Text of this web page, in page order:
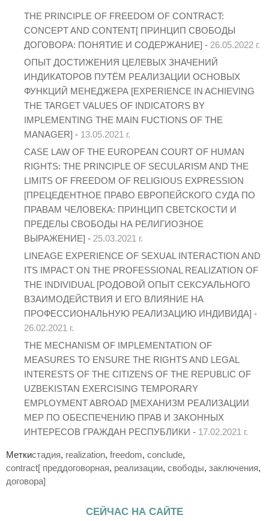
THE PRINCIPLE OF FREEDOM OF CONTRACT:
CONCEPT AND CONTENT[ ПРИНЦИП СВОБОДЫ
ДОГОВОРА: ПОНЯТИЕ И СОДЕРЖАНИЕ] - 26.05.2022 г.
ОПЫТ ДОСТИЖЕНИЯ ЦЕЛЕВЫХ ЗНАЧЕНИЙ
ИНДИКАТОРОВ ПУТЁМ РЕАЛИЗАЦИИ ОСНОВЫХ
ФУНКЦИЙ МЕНЕДЖЕРА [EXPERIENCE IN ACHIEVING
THE TARGET VALUES OF INDICATORS BY
IMPLEMENTING THE MAIN FUCTIONS OF THE
MANAGER] - 13.05.2021 г.
CASE LAW OF THE EUROPEAN COURT OF HUMAN
RIGHTS: THE PRINCIPLE OF SECULARISM AND THE
LIMITS OF FREEDOM OF RELIGIOUS EXPRESSION
[ПРЕЦЕДЕНТНОЕ ПРАВО ЕВРОПЕЙСКОГО СУДА ПО
ПРАВАМ ЧЕЛОВЕКА: ПРИНЦИП СВЕТСКОСТИ И
ПРЕДЕЛЫ СВОБОДЫ НА РЕЛИГИОЗНОЕ
ВЫРАЖЕНИЕ] - 25.03.2021 г.
LINEAGE EXPERIENCE OF SEXUAL INTERACTION AND
ITS IMPACT ON THE PROFESSIONAL REALIZATION OF
THE INDIVIDUAL [РОДОВОЙ ОПЫТ СЕКСУАЛЬНОГО
ВЗАИМОДЕЙСТВИЯ И ЕГО ВЛИЯНИЕ НА
ПРОФЕССИОНАЛЬНУЮ РЕАЛИЗАЦИЮ ИНДИВИДА] -
26.02.2021 г.
THE MECHANISM OF IMPLEMENTATION OF
MEASURES TO ENSURE THE RIGHTS AND LEGAL
INTERESTS OF THE CITIZENS OF THE REPUBLIC OF
UZBEKISTAN EXERCISING TEMPORARY
EMPLOYMENT ABROAD [МЕХАНИЗМ РЕАЛИЗАЦИИ
МЕР ПО ОБЕСПЕЧЕНИЮ ПРАВ И ЗАКОННЫХ
ИНТЕРЕСОВ ГРАЖДАН РЕСПУБЛИКИ - 17.02.2021 г.
Меткистадия, realization, freedom, conclude,
contract[ преддоговорная, реализации, свободы, заключения,
договора]
СЕЙЧАС НА САЙТЕ